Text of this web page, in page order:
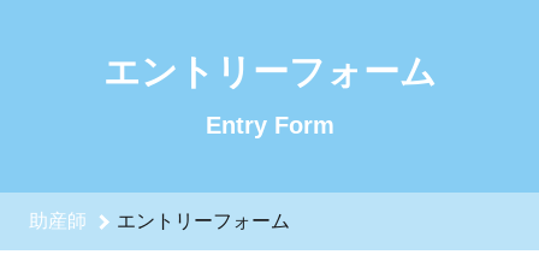
エントリーフォーム
Entry Form
助産師 エントリーフォーム